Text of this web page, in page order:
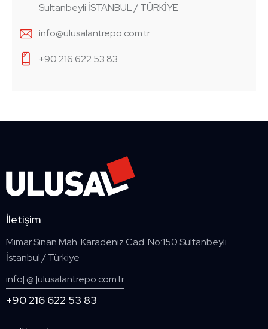
Sultanbeyli İSTANBUL / TÜRKİYE
info@ulusalantrepo.com.tr
+90 216 622 53 83
İletişim
Mimar Sinan Mah. Karadeniz Cad. No:150 Sultanbeyli
İstanbul / Türkiye
info[@]ulusalantrepo.com.tr
+90 216 622 53 83